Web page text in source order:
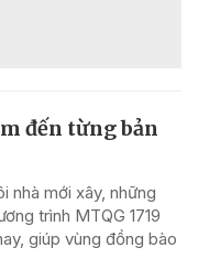
đến từng bản
nhà mới xây, những
trình MTQG 1719
giúp vùng đồng bào